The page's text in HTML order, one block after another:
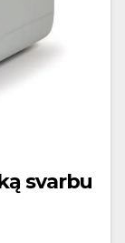
svarbu